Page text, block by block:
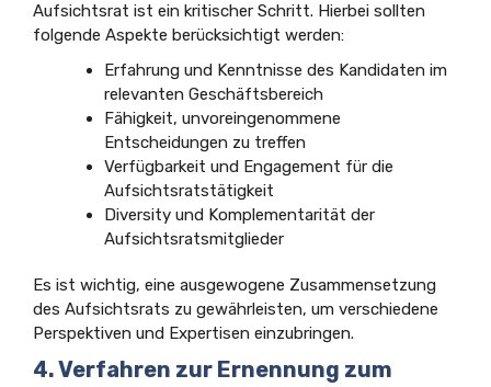
Aufsichtsrat ist ein kritischer Schritt. Hierbei sollten
folgende Aspekte berücksichtigt werden:
Erfahrung und Kenntnisse des Kandidaten im
relevanten Geschäftsbereich
Fähigkeit, unvoreingenommene
Entscheidungen zu treffen
Verfügbarkeit und Engagement für die
Aufsichtsratstätigkeit
Diversity und Komplementarität der
Aufsichtsratsmitglieder
Es ist wichtig, eine ausgewogene Zusammensetzung
des Aufsichtsrats zu gewährleisten, um verschiedene
Perspektiven und Expertisen einzubringen.
4. Verfahren zur Ernennung zum